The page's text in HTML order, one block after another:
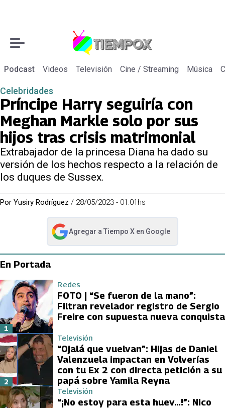
Podcast Videos Televisión Cine / Streaming Música
Celebridades
Príncipe Harry seguiría con
Meghan Markle solo por sus
hijos tras crisis matrimonial
Extrabajador de la princesa Diana ha dado su
versión de los hechos respecto a la relación de
los duques de Sussex.
Por Yusiry Rodríguez / 28/05/2023 - 01:01hs
Agregar a Tiempo Xen Google
abre en nueva pestaña
En Portada
Redes
FOTO | “Se fueron de la mano”:
Filtran revelador registro de Sergio
Freire con supuesta nueva conquista
1
Televisión
“Ojalá que vuelvan”: Hijas de Daniel
Valenzuela impactan en Volverías
con tu Ex 2 con directa petición a su
papá sobre Yamila Reyna
2
Televisión
“¡No estoy para esta huev…!”: Nico